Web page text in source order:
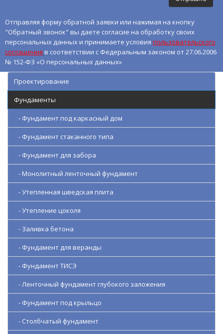
Отправляя форму обратной заявки или нажимая на кнопку
"Обратный звонок" вы даете согласие на обработку своих
персональных данных и принимаете условия пользовательского
соглашения в соответствии с Федеральным законом от 27.06.2006
№ 152-ФЗ «О персональных данных»
Проектирование
Фундаменты
- Фундамент под каркасный дом
- Фундамент стаканного типа
- Фундамент для забора
- Монолитный ленточный фундамент
- Утепленная шведская плита
- Утепление цоколя
- Заливка бетона
- Фундамент для веранды
- Фундамент ТИСЭ
- Ленточный фундамент глубокого заложения
- Фундамент под крыльцо
- Столбчатый фундамент